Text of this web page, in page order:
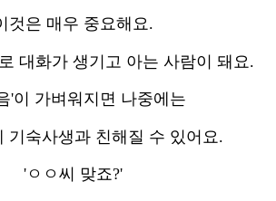
것은 매우 중요해요.
대화가 생기고 아는 사람이 돼요.
'이 가벼워지면 나중에는
기숙사생과 친해질 수 있어요.
'ㅇㅇ씨 맞죠?'